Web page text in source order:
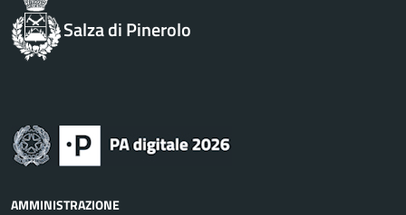
Salza di Pinerolo
AMMINISTRAZIONE